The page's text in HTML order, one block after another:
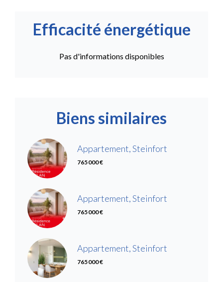
Efficacité énergétique
Pas d'informations disponibles
Biens similaires
Appartement, Steinfort
765 000 €
Appartement, Steinfort
765 000 €
Appartement, Steinfort
765 000 €